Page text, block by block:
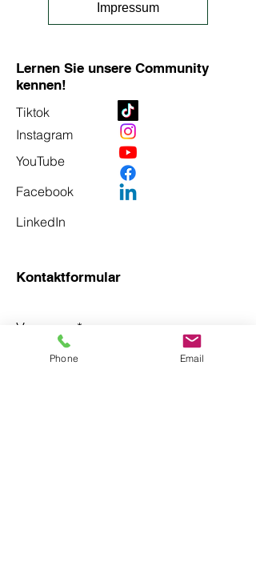
Impressum
Lernen Sie unsere Community
kennen!
Tiktok
Instagram
YouTube
Facebook
LinkedIn
Kontaktformular
Vorname *
Phone Email